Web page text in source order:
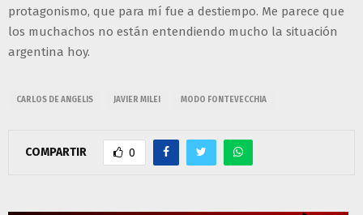
protagonismo, que para mí fue a destiempo. Me parece que
los muchachos no están entendiendo mucho la situación
argentina hoy.
CARLOS DE ANGELIS JAVIER MILEI MODO FONTEVECCHIA
COMPARTIR 0